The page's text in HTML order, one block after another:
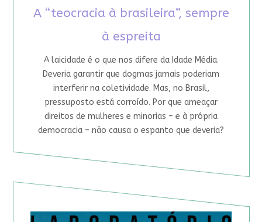
A “teocracia à brasileira”, sempre
à espreita
A laicidade é o que nos difere da Idade Média.
Deveria garantir que dogmas jamais poderiam
interferir na coletividade. Mas, no Brasil,
pressuposto está corroído. Por que ameaçar
direitos de mulheres e minorias – e à própria
democracia – não causa o espanto que deveria?